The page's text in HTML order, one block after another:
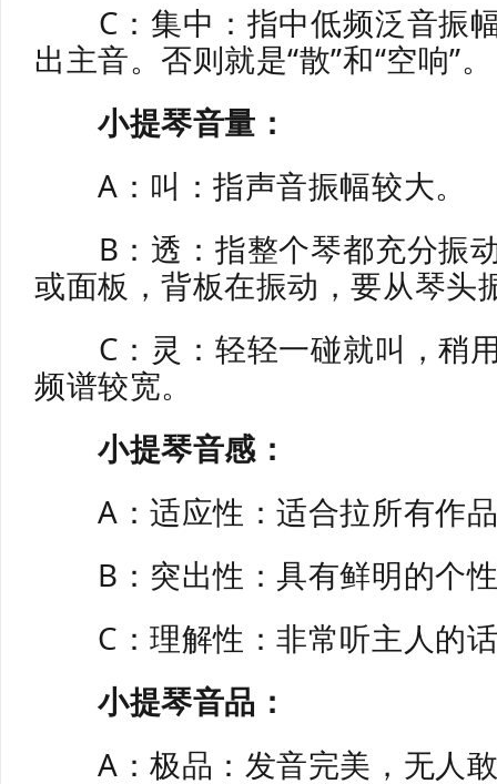
C：集中：指中低频泛音振
出主音。否则就是“散”和“空响”。
小提琴音量：
A：叫：指声音振幅较大。
B：透：指整个琴都充分振
或面板，背板在振动，要从琴头
C：灵：轻轻一碰就叫，稍
频谱较宽。
小提琴音感：
A：适应性：适合拉所有作
B：突出性：具有鲜明的个
C：理解性：非常听主人的
小提琴音品：
A：极品：发音完美，无人